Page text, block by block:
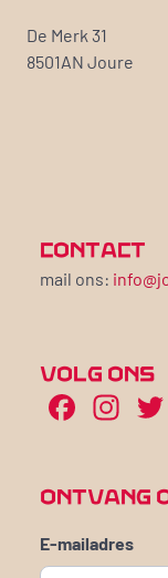
De Merk 31
8501AN Joure
CONTACT
mail ons:
VOLG ONS
ONTVANG
E-mailadres